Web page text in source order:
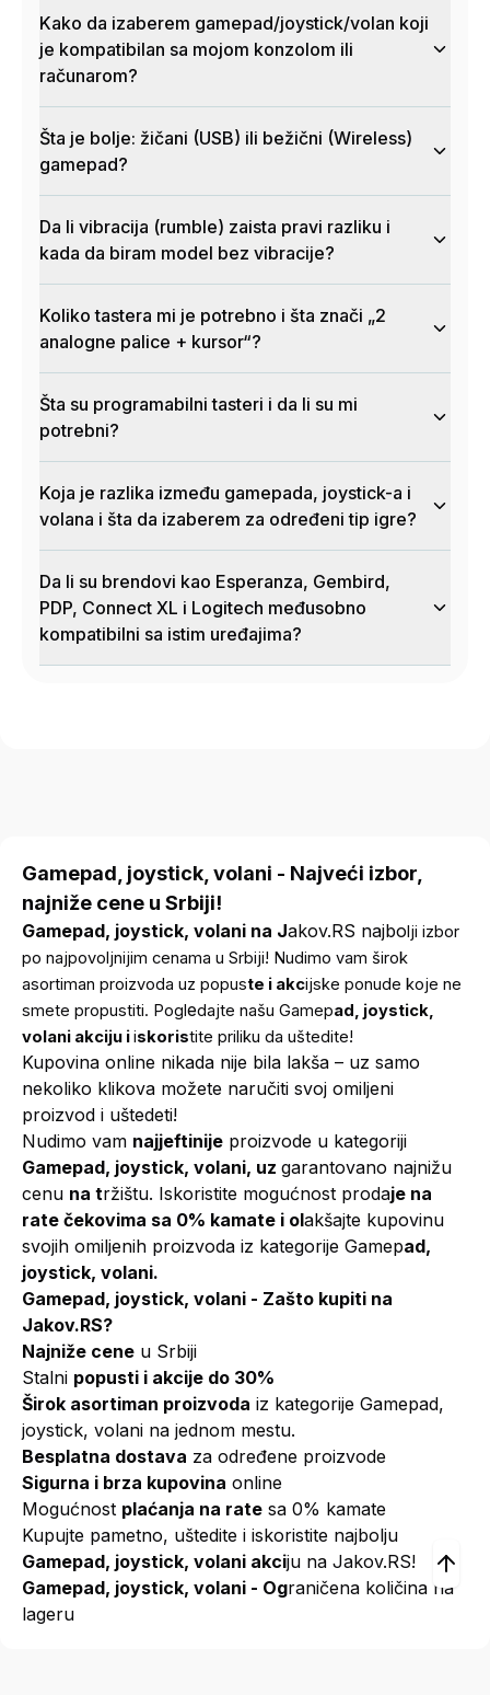
Kako da izaberem gamepad/joystick/volan koji
je kompatibilan sa mojom konzolom ili
računarom?
Šta je bolje: žičani (USB) ili bežični (Wireless)
gamepad?
Da li vibracija (rumble) zaista pravi razliku i
kada da biram model bez vibracije?
Koliko tastera mi je potrebno i šta znači „2
analogne palice + kursor“?
Šta su programabilni tasteri i da li su mi
potrebni?
Koja je razlika između gamepada, joystick-a i
volana i šta da izaberem za određeni tip igre?
Da li su brendovi kao Esperanza, Gembird,
PDP, Connect XL i Logitech međusobno
kompatibilni sa istim uređajima?
Gamepad, joystick, volani - Najveći izbor,
najniže cene u Srbiji!
Gamepad, joystick, volani na Jakov.RS najbo lji izbor
po najpovoljnijim cenama u Srbiji! Nudimo vam širok
asortiman proizvoda uz popuste i akcijske ponude koje ne
smete propustiti. Pogl edajte našu Gamepad, joystick,
volani akciju iiskoristite priliku da uštedite!
Kupovina online nikada nije bila lakša – uz samo
nekoliko klikova možete naručiti svoj omiljeni
proizvod i uštedeti!
Nudimo vam najjeftinije proizvode u kategoriji
Gamepad, joystick, volani, uz garantovano najnižu
cenu na tržištu. Iskoristite mogućnost prodaje na
rate čekovima sa 0% kamate i olakšajte kupovinu
svojih omiljenih proizvoda iz kategorije Gamepad,
joystick, volani.
Gamepad, joystick, volani - Zašto kupiti na
Jakov.RS?
Najniže cene u Srbiji
Stalni popusti i akcije do 30%
Širok asortiman proizvoda iz kategorije Gamepad,
joystick, volani na jednom mestu.
Besplatna dostava za određene proizvode
Sigurna i brza kupovina online
Mogućnost plaćanja na rate sa 0% kamate
Kupujte pametno, uštedite i iskoristite najbolju
Gamepad, joystick, volani akciju na Jakov.RS!
Gamepad, joystick, volani - Ograničena količina na
lageru